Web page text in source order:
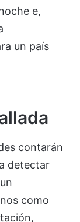
e,
un país
contarán
detectar
como